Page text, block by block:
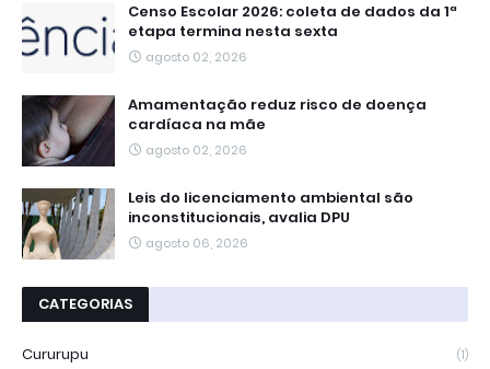
Censo Escolar 2026: coleta de dados da 1ª
etapa termina nesta sexta
agosto 02, 2026
Amamentação reduz risco de doença
cardíaca na mãe
agosto 02, 2026
Leis do licenciamento ambiental são
inconstitucionais, avalia DPU
agosto 06, 2026
CATEGORIAS
Cururupu (1)